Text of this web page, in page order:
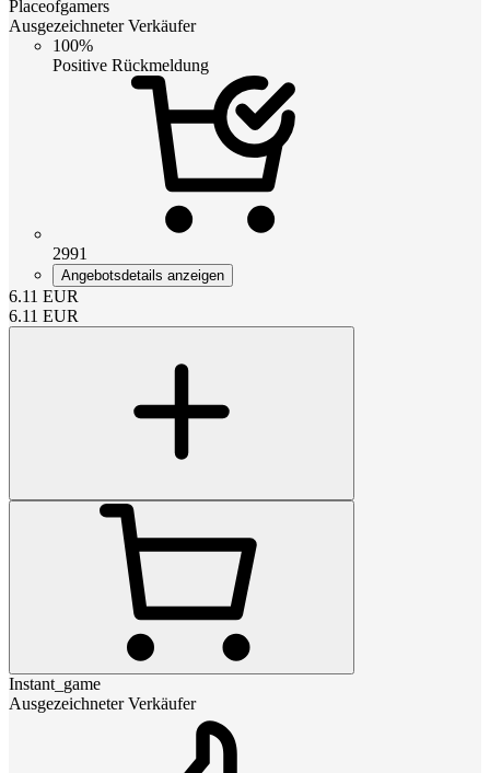
Placeofgamers
Ausgezeichneter Verkäufer
100%
Positive Rückmeldung
2991
Angebotsdetails anzeigen
6.11 EUR
6.11 EUR
Instant_game
Ausgezeichneter Verkäufer